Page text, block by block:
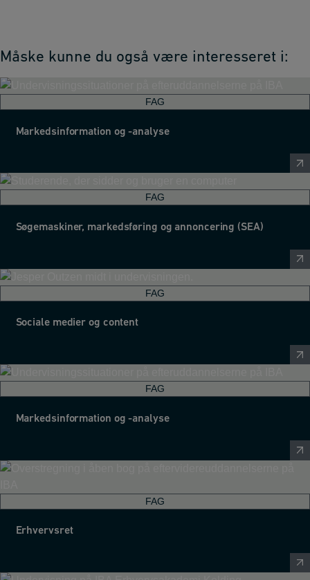
Måske kunne du også være interesseret i:
FAG
Markedsinformation og -analyse
FAG
Søgemaskiner, markedsføring og annoncering (SEA)
FAG
Sociale medier og content
FAG
Markedsinformation og -analyse
FAG
Erhvervsret